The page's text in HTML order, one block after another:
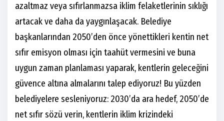
azaltmaz veya sıfırlanmazsa iklim felaketlerinin sıklığı
artacak ve daha da yaygınlaşacak. Belediye
başkanlarından 2050’den önce yönettikleri kentin net
sıfır emisyon olması için taahüt vermesini ve buna
uygun zaman planlaması yaparak, kentlerin geleceğini
güvence altına almalarını talep ediyoruz! Bu yüzden
belediyelere sesleniyoruz: 2030’da ara hedef, 2050’de
net sıfır sözü verin, kentlerin iklim krizindeki